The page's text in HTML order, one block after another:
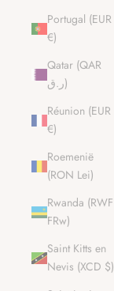
Portugal (EUR
€)
Qatar (QAR
ر.ق)
Réunion (EUR
€)
Roemenië
(RON Lei)
Rwanda (RWF
FRw)
Saint Kitts en
Nevis (XCD $)